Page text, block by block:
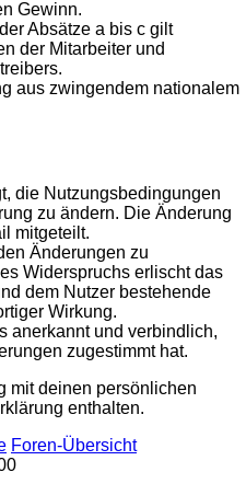
Gewinn.
Absätze a bis c gilt
der Mitarbeiter und
aus zwingendem nationalem
die Nutzungsbedingungen
zu ändern. Die Änderung
mitgeteilt.
Änderungen zu
Widerspruchs erlischt das
dem Nutzer bestehende
Wirkung.
anerkannt und verbindlich,
zugestimmt hat.
mit deinen persönlichen
enthalten.
Foren-Übersicht